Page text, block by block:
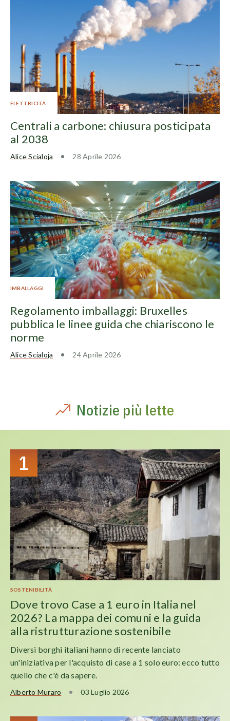
ELETTRICITÀ
Centrali a carbone: chiusura posticipata
al 2038
Alice Scialoja 28 Aprile 2026
IMBALLAGGI
Regolamento imballaggi: Bruxelles
pubblica le linee guida che chiariscono le
norme
Alice Scialoja 24 Aprile 2026
Notizie più lette
1
SOSTENIBILITÀ
Dove trovo Case a 1 euro in Italia nel
2026? La mappa dei comuni e la guida
alla ristrutturazione sostenibile
Diversi borghi italiani hanno di recente lanciato
un'iniziativa per l'acquisto di case a 1 solo euro: ecco tutto
quello che c'è da sapere.
Alberto Muraro 03 Luglio 2026